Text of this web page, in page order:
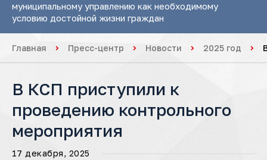
муниципальному управлению как необходимому
условию достойной жизни граждан
Главная Пресс-центр Новости 2025 год
В КСП приступили к
проведению контрольного
мероприятия
17 декабря, 2025